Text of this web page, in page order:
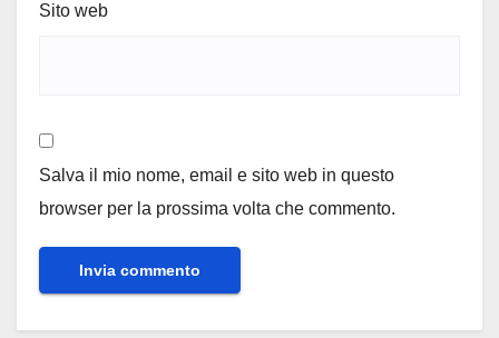
Sito web
Salva il mio nome, email e sito web in questo
browser per la prossima volta che commento.